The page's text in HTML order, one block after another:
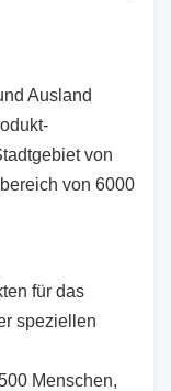
Ausland
von
von 6000
für das
speziellen
Menschen,